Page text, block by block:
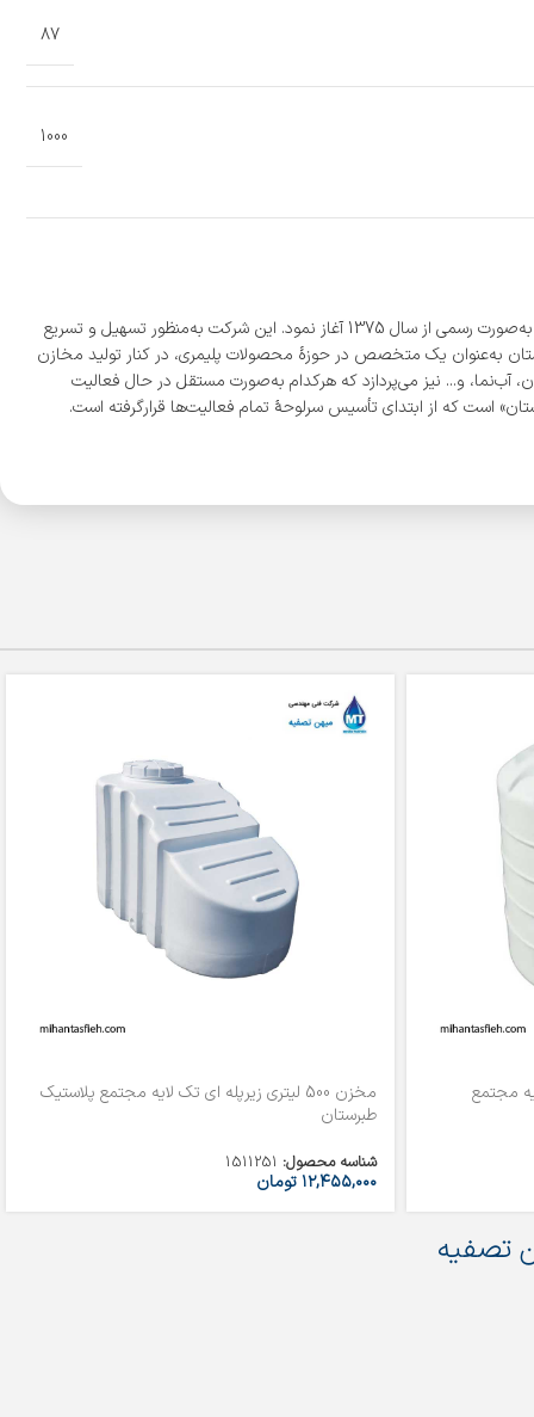
87
1000
شرکت «مجتمع پلاستیک طبرستان» با بیش از 300 نمایندگی فعال، بزرگ‌ترین تولیدکننده مخازن پلی‌اتیلن به روش روتومولدینگ در ایران است که فعالیت خود را به‌صورت رسمی از سال 1375 آغاز نمود. این شرکت به‌منظور تسهیل و تسریع
در شهرهای شیراز و اصفهان نمود. شرکت طبرستان به‌عنوان یک متخصص در حوزۀ محصولات پلیمری، در کنار تولید مخازن
آب‌نما، و... نیز می‌پردازد که هرکدام به‌صورت مستقل در حال فعالیت
است که از ابتدای تأسیس سرلوحۀ تمام فعالیت‌ها قرارگرفته است.
مجتمع
مخزن 500 لیتری زیرپله ای تک لایه مجتمع پلاستیک
طبرستان
شناسه محصول: 1511251
۱۲,۴۵۵,۰۰۰ تومان
تصفیه